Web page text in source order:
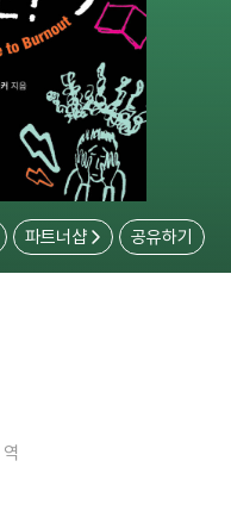
파트너샵 공유하기
역